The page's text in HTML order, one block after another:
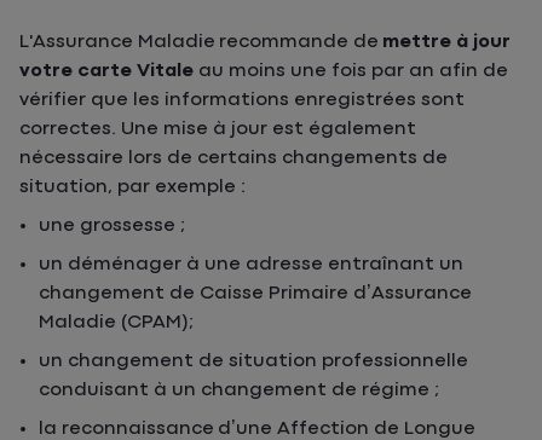
L'Assurance Maladie recommande de mettre à jour
votre carte Vitale au moins une fois par an afin de
vérifier que les informations enregistrées sont
correctes. Une mise à jour est également
nécessaire lors de certains changements de
situation, par exemple :
une grossesse ;
un déménager à une adresse entraînant un
changement de Caisse Primaire d’Assurance
Maladie (CPAM);
un changement de situation professionnelle
conduisant à un changement de régime ;
la reconnaissance d’une Affection de Longue